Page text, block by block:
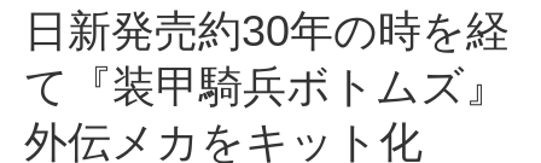
日新発売約30年の時を経
て『装甲騎兵ボトムズ』
外伝メカをキット化